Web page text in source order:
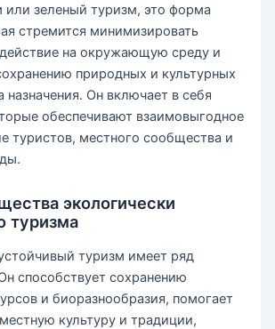
или зеленый туризм, это форма
стремится минимизировать
на окружающую среду и
природных и культурных
назначения. Он включает в себя
обеспечивают взаимовыгодное
туристов, местного сообщества и
экологически
туризма
туризм имеет ряд
способствует сохранению
и биоразнообразия, помогает
культуру и традиции,